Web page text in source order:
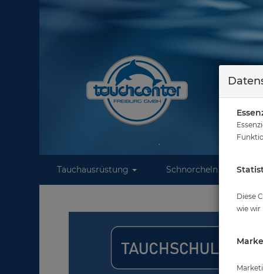
Tauchausrüstung Schnorcheln
Diese
wie wir